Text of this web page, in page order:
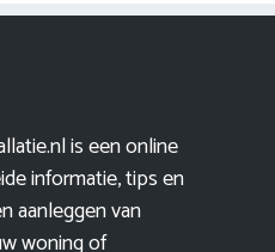
is een online
informatie, tips en
aanleggen van
woning of